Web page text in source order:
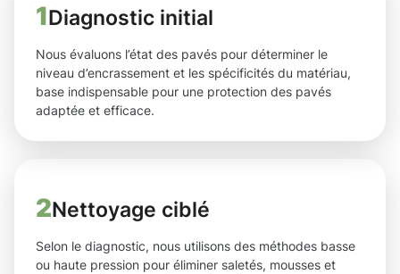
1Diagnostic initial
Nous évaluons l’état des pavés pour déterminer le
niveau d’encrassement et les spécificités du matériau,
base indispensable pour une protection des pavés
adaptée et efficace.
2Nettoyage ciblé
Selon le diagnostic, nous utilisons des méthodes basse
ou haute pression pour éliminer saletés, mousses et